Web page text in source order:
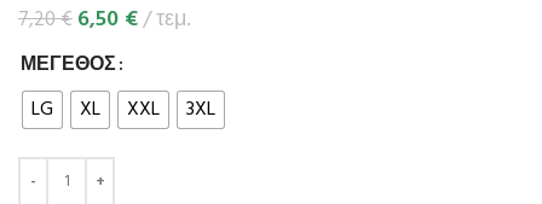
7,20€6,50 € τεμ.
ΜΈΓΕΘΟΣ
LG
XL XXL 3XL